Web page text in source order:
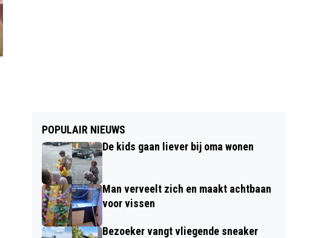
POPULAIR NIEUWS
De kids gaan liever bij oma wonen
Man verveelt zich en maakt achtbaan
voor vissen
Bezoeker vangt vliegende sneaker